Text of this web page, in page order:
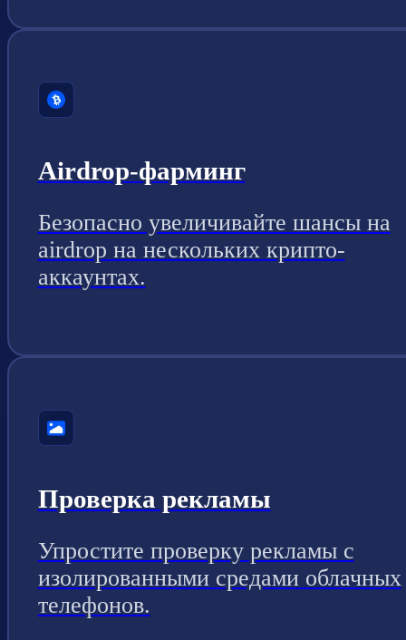
Airdrop-фарминг
Безопасно увеличивайте шансы на
airdrop на нескольких крипто-
аккаунтах.
Проверка рекламы
Упростите проверку рекламы с
изолированными средами облачных
телефонов.